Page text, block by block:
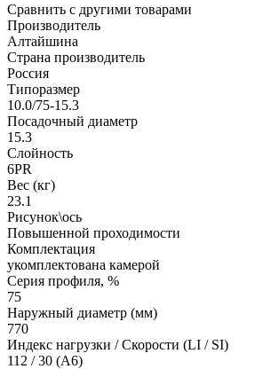
Сравнить с другими товарами
Производитель
Алтайшина
Страна производитель
Россия
Типоразмер
10.0/75-15.3
Посадочный диаметр
15.3
Слойность
6PR
Вес (кг)
23.1
Рисунок\ось
Повышенной проходимости
Комплектация
укомплектована камерой
Серия профиля, %
75
Наружный диаметр (мм)
770
Индекс нагрузки / Скорости (LI / SI)
112 / 30 (A6)